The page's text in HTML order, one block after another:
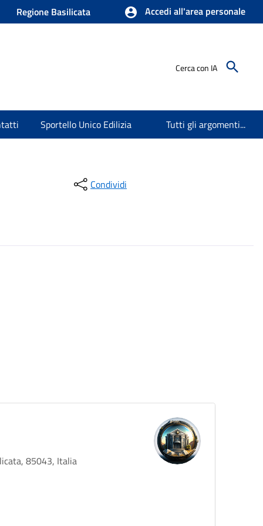
Regione Basilicata Accedi all'area personale
Cerca con IA
Sportello Unico Edilizia Tutti gli argomenti...
Condividi
85043, Italia